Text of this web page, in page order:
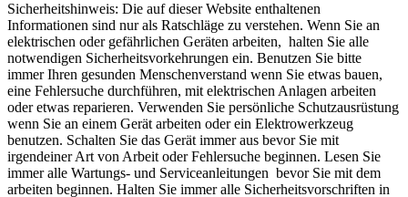
Sicherheitshinweis: Die auf dieser Website enthaltenen
Informationen sind nur als Ratschläge zu verstehen. Wenn Sie an
elektrischen oder gefährlichen Geräten arbeiten, halten Sie alle
notwendigen Sicherheitsvorkehrungen ein. Benutzen Sie bitte
immer Ihren gesunden Menschenverstand wenn Sie etwas bauen,
eine Fehlersuche durchführen, mit elektrischen Anlagen arbeiten
oder etwas reparieren. Verwenden Sie persönliche Schutzausrüstung
wenn Sie an einem Gerät arbeiten oder ein Elektrowerkzeug
benutzen. Schalten Sie das Gerät immer aus bevor Sie mit
irgendeiner Art von Arbeit oder Fehlersuche beginnen. Lesen Sie
immer alle Wartungs- und Serviceanleitungen bevor Sie mit dem
arbeiten beginnen. Halten Sie immer alle Sicherheitsvorschriften in